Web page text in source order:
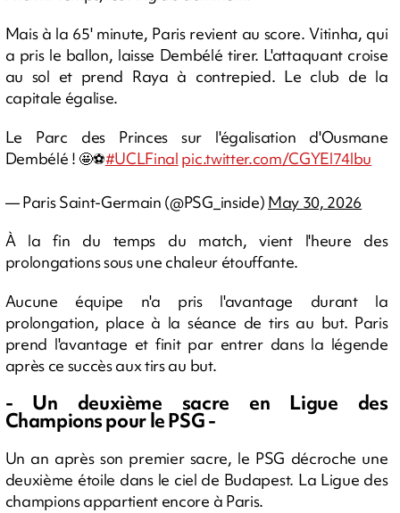
Mais à la 65' minute, Paris revient au score. Vitinha, qui
a pris le ballon, laisse Dembélé tirer. L'attaquant croise
au sol et prend Raya à contrepied. Le club de la
capitale égalise.
Le Parc des Princes sur l'égalisation d'Ousmane
Dembélé ! 🤩⚽️#UCLFinal pic.twitter.com/CGYEl74lbu
— Paris Saint-Germain (@PSG_inside) May 30, 2026
À la fin du temps du match, vient l'heure des
prolongations sous une chaleur étouffante.
Aucune équipe n'a pris l'avantage durant la
prolongation, place à la séance de tirs au but. Paris
prend l'avantage et finit par entrer dans la légende
après ce succès aux tirs au but.
- Un deuxième sacre en Ligue des
Champions pour le PSG -
Un an après son premier sacre, le PSG décroche une
deuxième étoile dans le ciel de Budapest. La Ligue des
champions appartient encore à Paris.